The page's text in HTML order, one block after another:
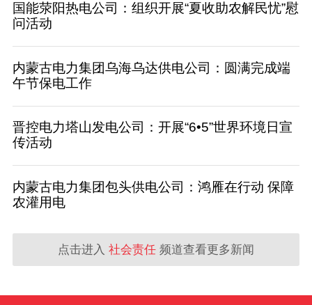
国能荥阳热电公司：组织开展“夏收助农解民忧”慰
问活动
内蒙古电力集团乌海乌达供电公司：圆满完成端
午节保电工作
晋控电力塔山发电公司：开展“6•5”世界环境日宣
传活动
内蒙古电力集团包头供电公司：鸿雁在行动 保障
农灌用电
点击进入 社会责任 频道查看更多新闻